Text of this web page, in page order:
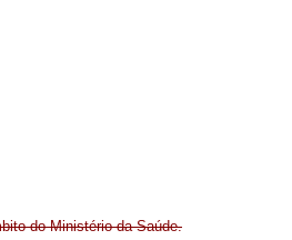
do Ministério da Saúde.